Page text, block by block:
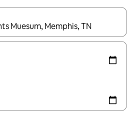
rezultatai, juos naršyti galite